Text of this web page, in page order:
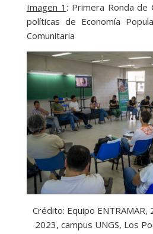
Imagen 1 : Primera Ronda de
políticas de Economía
Comunitaria
Crédito: Equipo
2023, campus UNGS, Los